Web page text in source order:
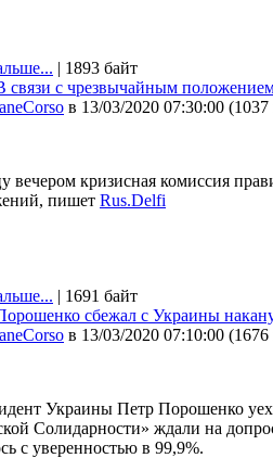
| 1893 байт
связи с чрезвычайным
в 13/03/2020 07:30:00 (
вечером кризисная комиссия
пишет Rus.Delfi
| 1691 байт
сбежал с Украины
в 13/03/2020 07:10:00 (
Украины Петр Порошенко
Солидарности» ждали на
с уверенностью в 99,9%.